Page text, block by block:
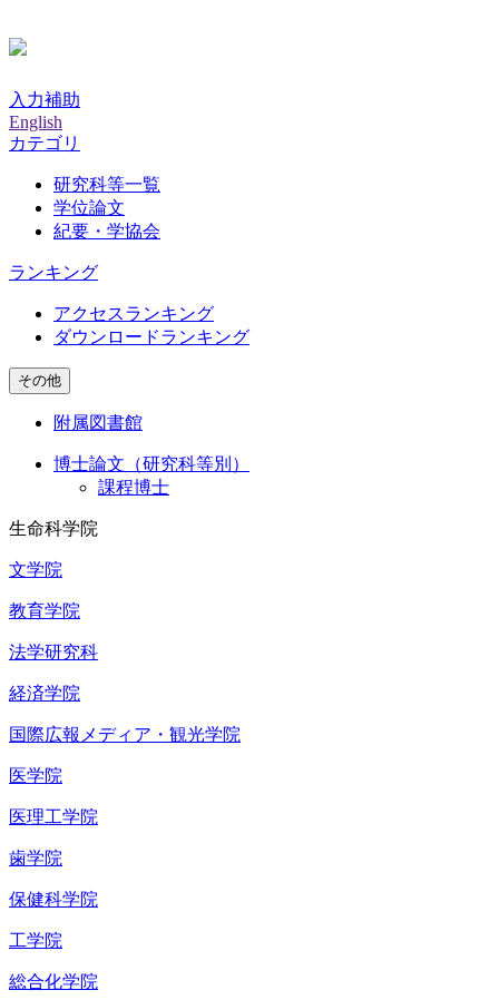
入力補助
English
カテゴリ
研究科等一覧
学位論文
紀要・学協会
ランキング
アクセスランキング
ダウンロードランキング
その他
附属図書館
博士論文（研究科等別）
課程博士
生命科学院
文学院
教育学院
法学研究科
経済学院
国際広報メディア・観光学院
医学院
医理工学院
歯学院
保健科学院
工学院
総合化学院